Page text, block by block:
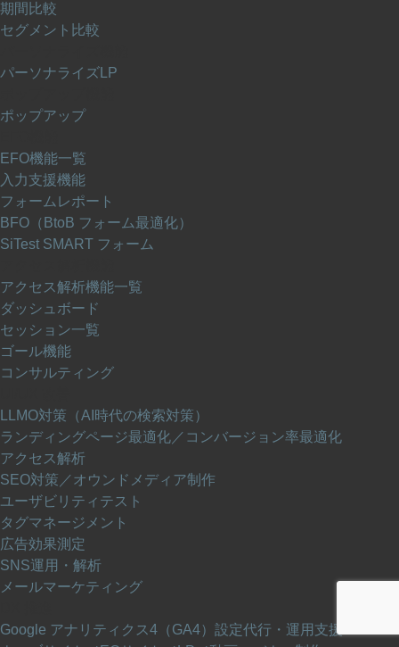
期間比較
セグメント比較
パーソナライズLP
ポップアップ
EFO機能一覧
入力支援機能
フォームレポート
BFO（BtoB フォーム最適化）
SiTest SMART フォーム
アクセス解析機能一覧
ダッシュボード
セッション一覧
ゴール機能
コンサルティング
LLMO対策（AI時代の検索対策）
ランディングページ最適化／コンバージョン率最適化
アクセス解析
SEO対策／オウンドメディア制作
ユーザビリティテスト
タグマネージメント
広告効果測定
SNS運用・解析
メールマーケティング
Google アナリティクス4（GA4）設定代行・運用支援